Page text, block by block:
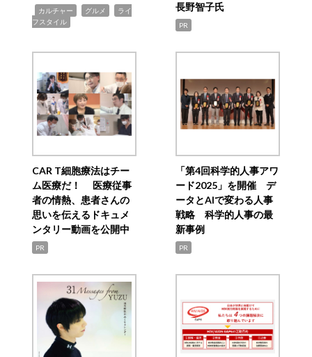
カルチャー グルメ
ライ
フスタイル
長野智子氏
PR
CAR T細胞療法はチー
ム医療だ！ 医療従事
者の情熱、患者さんの
思いを伝えるドキュメ
ンタリー動画を公開中
PR
「第4回科学的人事アワ
ード2025」を開催 デ
ータとAIで変わる人事
戦略 科学的人事の最
新事例
PR